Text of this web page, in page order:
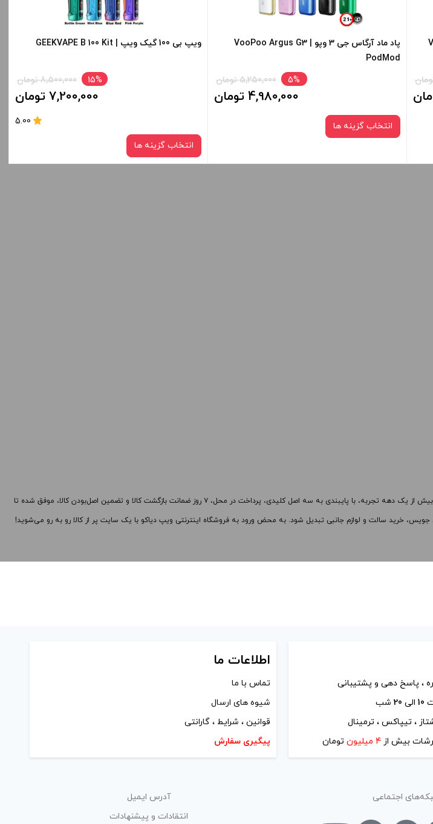
های محصول را از کادر بالا انتخاب کنید.
های محصول را از کادر بالا انتخاب کنید.
پاد ماد آرگاس جی 3 وپو | VooPoo Argus G3
PodMod
5%
5,250,000 تومان
4,980,000 تومان
انتخاب گزینه ها
ویپ بی 100 گیک ویپ | GEEKVAPE B 100 Kit
15% 8,500,000 تومان
7,200,000 تومان
5.00
انتخاب گزینه ها
با بیش از یک دهه تجربه، با پایبندی به سه اصل کلیدی، پرداخت در محل، ۷ روز ضمانت بازگشت کالا و تضمین اصل‌بودن کالا، موفق شده تا
جویس، خرید سالت و لوازم جانبی تبدیل شود. به محض ورود به فروشگاه اینترنتی ویپ دیاکو با یک سایت پر از کالا رو به رو می‌شوید!
، پاسخ دهی و پشتیبانی
10الی 20شب
، تیپاکس ، ترمینال
بیش از 4 میلیون تومان
اطلاعات ما
تماس با ما
شیوه های ارسال
قوانین ، شرایط ، گارانتی
پیگیری سفارش
اجتماعی
آدرس ایمیل
انتقادات و پیشنهادات